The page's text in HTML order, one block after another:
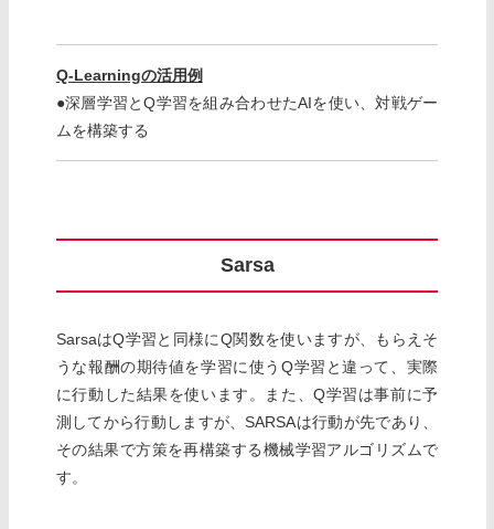
Q-Learningの活用例
●深層学習とQ学習を組み合わせたAIを使い、対戦ゲー
ムを構築する
Sarsa
SarsaはQ学習と同様にQ関数を使いますが、もらえそ
うな報酬の期待値を学習に使うQ学習と違って、実際
に行動した結果を使います。また、Q学習は事前に予
測してから行動しますが、SARSAは行動が先であり、
その結果で方策を再構築する機械学習アルゴリズムで
す。